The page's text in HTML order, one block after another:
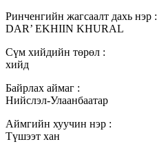
Ринченгийн жагсаалт дахь нэр :
DAR’ EKHIIN KHURAL
Сүм хийдийн төрөл :
хийд
Байрлах аймаг :
Нийслэл-Улаанбаатар
Аймгийн хуучин нэр :
Түшээт хан